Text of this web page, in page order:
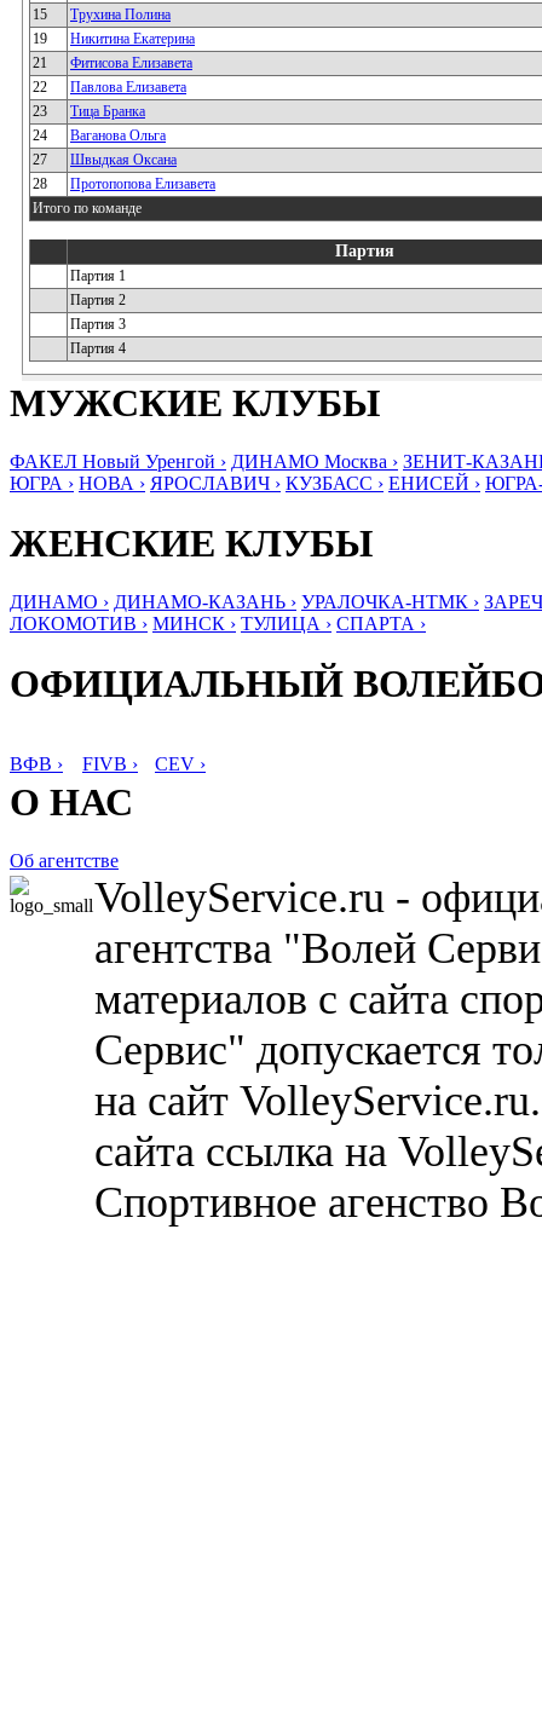
15
Трухина Полина
19
Никитина Екатерина
21
Фитисова Елизавета
22
Павлова Елизавета
23
Тица Бранка
24
Ваганова Ольга
27
Швыдкая Оксана
28
Протопопова Елизавета
Итого по команде
Партия
Партия 1
Партия 2
Партия 3
Партия 4
МУЖСКИЕ КЛУБЫ
ФАКЕЛ Новый Уренгой › ДИНАМО Москва › ЗЕНИТ-
ЮГРА › НОВА › ЯРОСЛАВИЧ › КУЗБАСС › ЕНИСЕЙ ›
ЖЕНСКИЕ КЛУБЫ
ДИНАМО › ДИНАМО-КАЗАНЬ › УРАЛОЧКА-НТМК ›
ЛОКОМОТИВ › МИНСК › ТУЛИЦА › СПАРТА ›
ОФИЦИАЛЬНЫЙ
ВФВ › FIVB › CEV ›
О НАС
Об агентстве
VolleyService.ru -
агентства "Волей
материалов с сайта
Сервис" допускается
на сайт
сайта ссылка на
Спортивное агенство